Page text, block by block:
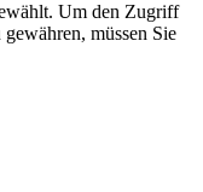
Um den Zugriff
müssen Sie